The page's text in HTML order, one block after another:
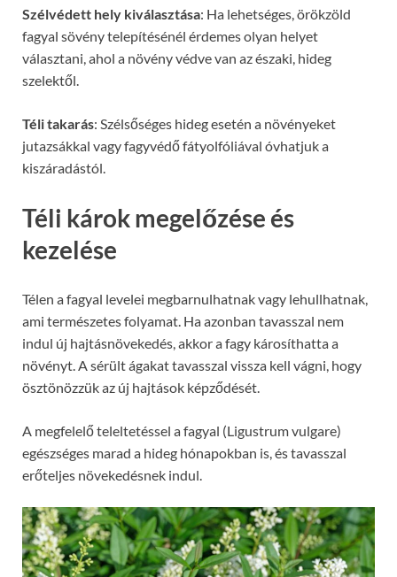
Szélvédett hely kiválasztása: Ha lehetséges, örökzöld
fagyal sövény telepítésénél érdemes olyan helyet
választani, ahol a növény védve van az északi, hideg
szelektől.
Téli takarás: Szélsőséges hideg esetén a növényeket
jutazsákkal vagy fagyvédő fátyolfóliával óvhatjuk a
kiszáradástól.
Téli károk megelőzése és
kezelése
Télen a fagyal levelei megbarnulhatnak vagy lehullhatnak,
ami természetes folyamat. Ha azonban tavasszal nem
indul új hajtásnövekedés, akkor a fagy károsíthatta a
növényt. A sérült ágakat tavasszal vissza kell vágni, hogy
ösztönözzük az új hajtások képződését.
A megfelelő teleltetéssel a fagyal (Ligustrum vulgare)
egészséges marad a hideg hónapokban is, és tavasszal
erőteljes növekedésnek indul.